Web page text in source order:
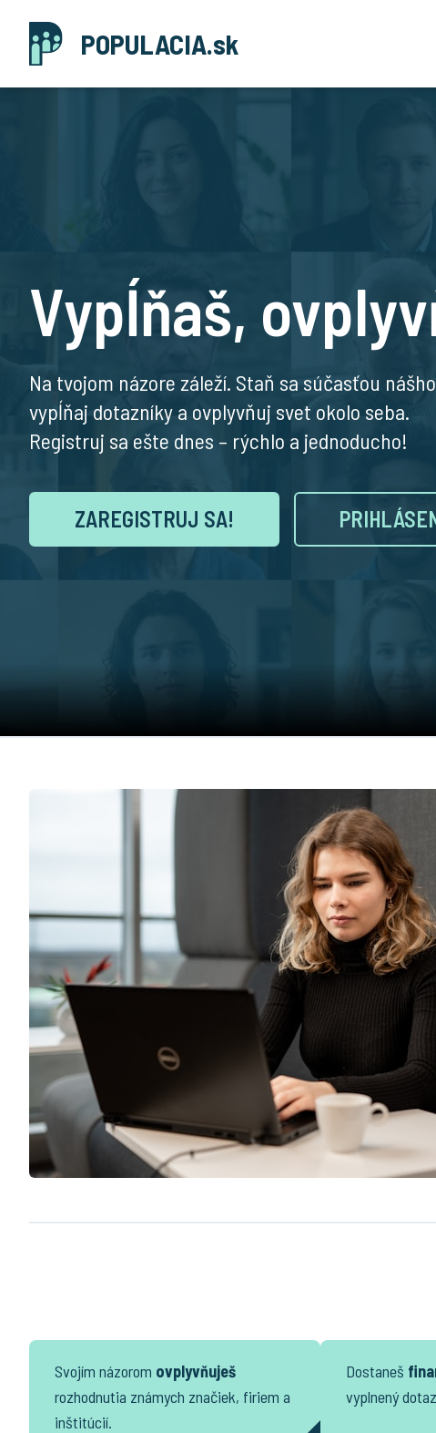
POPULACIA.sk
Vypĺňaš,
Na tvojom názore záleží. Staň sa súčasťou
vypĺňaj dotazníky a ovplyvňuj svet okolo seba.
Registruj sa ešte dnes – rýchlo a jednoducho!
ZAREGISTRUJ SA!
Svojím názorom ovplyvňuješ
rozhodnutia známych značiek, firiem a
inštitúcií.
Dostaneš
vyplnený